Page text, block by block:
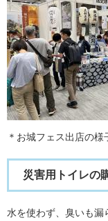
＊お城フェス出店の様
災害用トイレの
水を使わず、臭いも漏